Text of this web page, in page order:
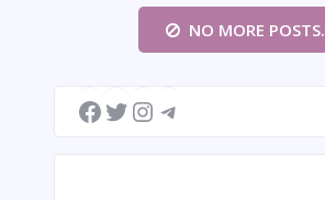
NO MORE POSTS.
Facebook
TwitterInstagram